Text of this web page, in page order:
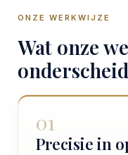
ONZE WERKWIJZE
Wat onze
01
Precisie in